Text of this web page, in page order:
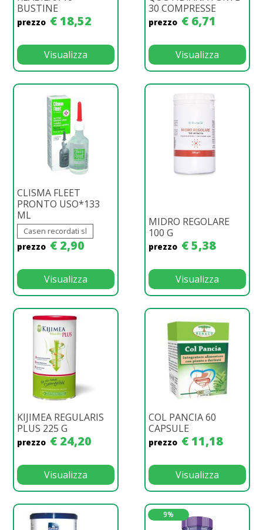
BUSTINE
prezzo € 18,52
Visualizza
30 COMPRESSE
prezzo € 6,71
Visualizza
CLISMA FLEET
PRONTO USO*133
ML
Casen recordati sl
prezzo € 2,90
Visualizza
MIDRO REGOLARE
100 G
prezzo € 5,38
Visualizza
KIJIMEA REGULARIS
PLUS 225 G
prezzo € 24,20
Visualizza
COL PANCIA 60
CAPSULE
prezzo € 11,18
Visualizza
9%